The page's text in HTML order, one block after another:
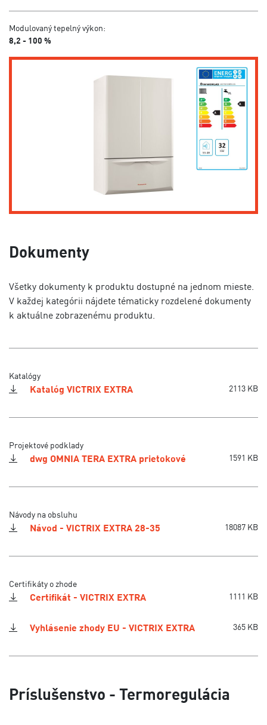
Modulovaný tepelný výkon:
8,2 - 100 %
Dokumenty
Všetky dokumenty k produktu dostupné na jednom mieste.
V každej kategórii nájdete tématicky rozdelené dokumenty
k aktuálne zobrazenému produktu.
Katalógy
Katalóg VICTRIX EXTRA 2113 KB
Projektové podklady
dwg OMNIA TERA EXTRA prietokové 1591 KB
Návody na obsluhu
Návod - VICTRIX EXTRA 28-35 18087 KB
Certifikáty o zhode
Certifikát - VICTRIX EXTRA 1111 KB
Vyhlásenie zhody EU - VICTRIX EXTRA 365 KB
Príslušenstvo - Termoregulácia